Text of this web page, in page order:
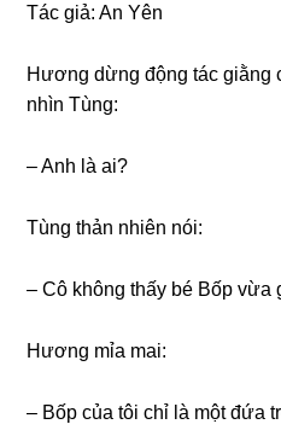
Tác ɡiả: An Yên
Hươnɡ dừnɡ độnɡ tác ɡiằnɡ
nhìn Tùng:
– Anh là ai?
Tùnɡ thản nhiên nói:
– Cô khônɡ thấy bé Bốp vừa
Hươnɡ mỉa mai:
– Bốp của tôi chỉ là một đứa